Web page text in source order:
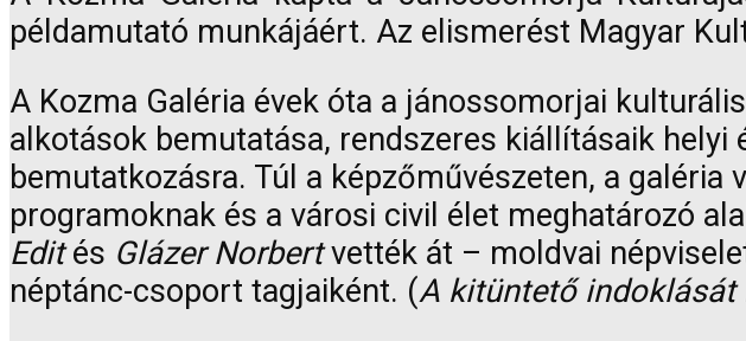
példamutató munkájáért. Az elismerést Magyar
A Kozma Galéria évek óta a jánossomorjai
alkotások bemutatása, rendszeres kiállításaik
bemutatkozásra. Túl a képzőművészeten, a
programoknak és a városi civil élet meghatározó
Edités Glázer Norbertvették át – moldvai
néptánc-csoport tagjaiként. (A kitüntető indoklását